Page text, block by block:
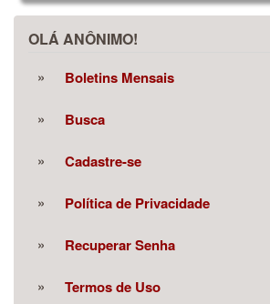
OLÁ ANÔNIMO!
Boletins Mensais
Busca
Cadastre-se
Política de Privacidade
Recuperar Senha
Termos de Uso